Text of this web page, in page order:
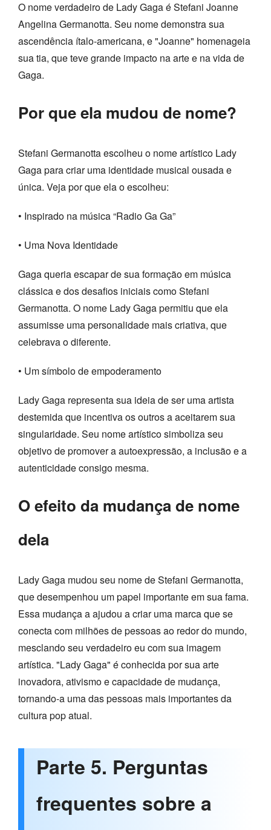
O nome verdadeiro de Lady Gaga é Stefani Joanne
Angelina Germanotta. Seu nome demonstra sua
ascendência ítalo-americana, e "Joanne" homenageia
sua tia, que teve grande impacto na arte e na vida de
Gaga.
Por que ela mudou de nome?
Stefani Germanotta escolheu o nome artístico Lady
Gaga para criar uma identidade musical ousada e
única. Veja por que ela o escolheu:
• Inspirado na música “Radio Ga Ga”
• Uma Nova Identidade
Gaga queria escapar de sua formação em música
clássica e dos desafios iniciais como Stefani
Germanotta. O nome Lady Gaga permitiu que ela
assumisse uma personalidade mais criativa, que
celebrava o diferente.
• Um símbolo de empoderamento
Lady Gaga representa sua ideia de ser uma artista
destemida que incentiva os outros a aceitarem sua
singularidade. Seu nome artístico simboliza seu
objetivo de promover a autoexpressão, a inclusão e a
autenticidade consigo mesma.
O efeito da mudança de nome
dela
Lady Gaga mudou seu nome de Stefani Germanotta,
que desempenhou um papel importante em sua fama.
Essa mudança a ajudou a criar uma marca que se
conecta com milhões de pessoas ao redor do mundo,
mesclando seu verdadeiro eu com sua imagem
artística. "Lady Gaga" é conhecida por sua arte
inovadora, ativismo e capacidade de mudança,
tornando-a uma das pessoas mais importantes da
cultura pop atual.
Parte 5. Perguntas
frequentes sobre a